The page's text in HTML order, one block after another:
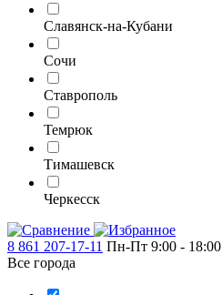
Славянск-на-Кубани
Сочи
Ставрополь
Темрюк
Тимашевск
Черкесск
8 861 207-17-11 Пн-Пт 9:00 - 18:00
Все города